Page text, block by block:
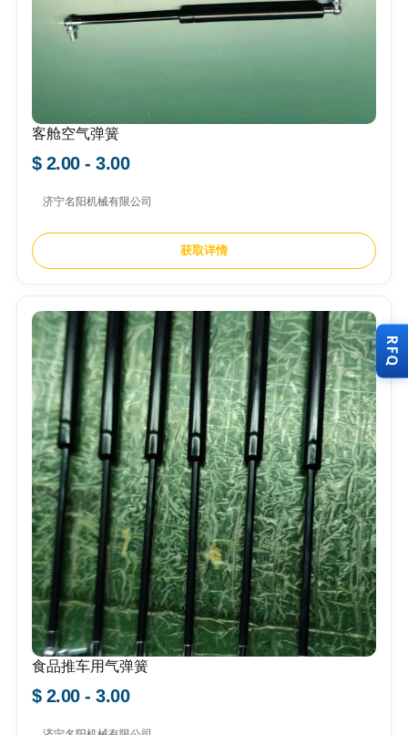
客舱空气弹簧
$ 2.00 - 3.00
济宁名阳机械有限公司
获取详情
食品推车用气弹簧
$ 2.00 - 3.00
RFQ